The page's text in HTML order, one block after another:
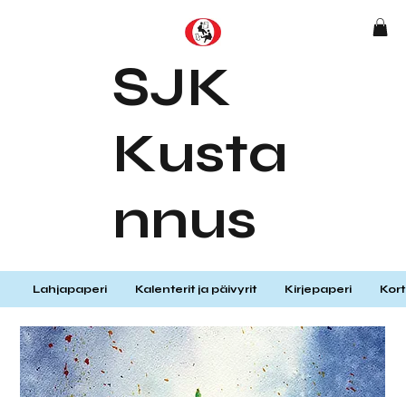
SJK
Kusta
nnus
Lahjapaperi Kalenterit ja päivyrit Kirjepaperi